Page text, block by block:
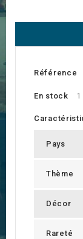
Référence
En stock 1
Pays
Thème
Décor
Rareté